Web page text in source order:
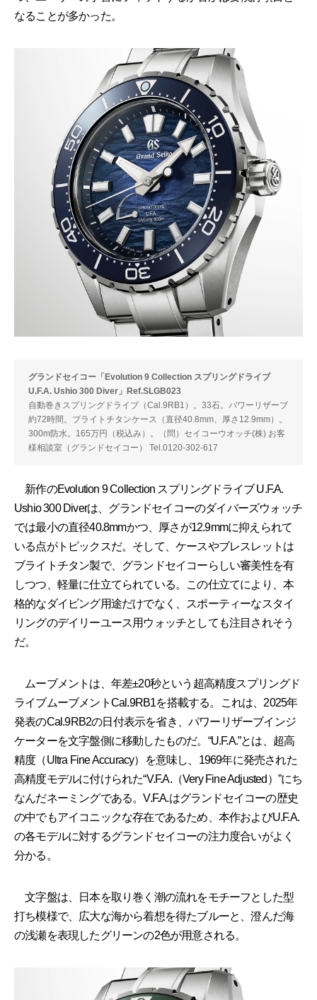
なることが多かった。
グランドセイコー「Evolution 9 Collection スプリングドライブ
U.F.A. Ushio 300 Diver」Ref.SLGB023
自動巻きスプリングドライブ（Cal.9RB1）。33石。パワーリザーブ
約72時間。ブライトチタンケース（直径40.8mm、厚さ12.9mm）。
300m防水。165万円（税込み）。（問）セイコーウオッチ(株) お客
様相談室（グランドセイコー） Tel.0120-302-617
新作のEvolution 9 Collection スプリングドライブ U.F.A.
Ushio 300 Diverは、グランドセイコーのダイバーズウォッチ
では最小の直径40.8mmかつ、厚さが12.9mmに抑えられて
いる点がトピックスだ。そして、ケースやブレスレットは
ブライトチタン製で、グランドセイコーらしい審美性を有
しつつ、軽量に仕立てられている。この仕立てにより、本
格的なダイビング用途だけでなく、スポーティーなスタイ
リングのデイリーユース用ウォッチとしても注目されそう
だ。
ムーブメントは、年差±20秒という超高精度スプリングド
ライブムーブメントCal.9RB1を搭載する。これは、2025年
発表のCal.9RB2の日付表示を省き、パワーリザーブインジ
ケーターを文字盤側に移動したものだ。“U.F.A.”とは、超高
精度（Ultra Fine Accuracy）を意味し、1969年に発売された
高精度モデルに付けられた“V.F.A.（Very Fine Adjusted）”にち
なんだネーミングである。V.F.A.はグランドセイコーの歴史
の中でもアイコニックな存在であるため、本作およびU.F.A.
の各モデルに対するグランドセイコーの注力度合いがよく
分かる。
文字盤は、日本を取り巻く潮の流れをモチーフとした型
打ち模様で、広大な海から着想を得たブルーと、澄んだ海
の浅瀬を表現したグリーンの2色が用意される。